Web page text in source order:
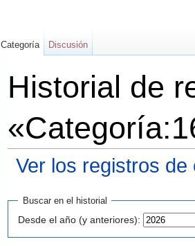
Historial de
Ver los registros de
Buscar en el historial
Desde el año (y anteriores):
Categoría Discusión